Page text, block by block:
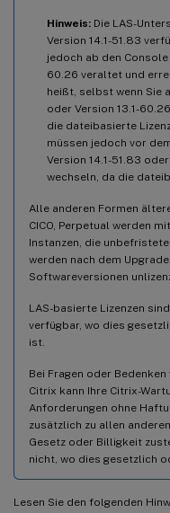
Hinweis: Die LAS-
Version 14.1-51.83
jedoch ab den Console
60.26 veraltet und
heißt, selbst wenn Sie
oder Version 13.1-
die dateibasierte
müssen jedoch vor
Version 14.1-51.83
wechseln, da die
Alle anderen Formen
CICO, Perpetual werden
Instanzen, die unbefristete
werden nach dem
Softwareversionen
LAS-basierte Lizenzen
verfügbar, wo dies
ist.
Bei Fragen oder
Citrix kann Ihre Citrix-
Anforderungen ohne
zusätzlich zu allen
Gesetz oder Billigkeit
nicht, wo dies gesetzlich
Lesen Sie den folgenden